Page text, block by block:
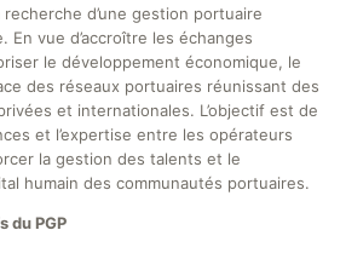
d’une gestion portuaire
vue d’accroître les échanges
le développement économique, le
des réseaux portuaires réunissant des
et internationales. L’objectif est de
et l’expertise entre les opérateurs
la gestion des talents et le
humain des communautés portuaires.
du PGP